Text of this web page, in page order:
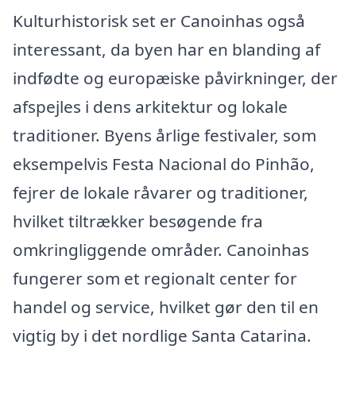
Kulturhistorisk set er Canoinhas også
interessant, da byen har en blanding af
indfødte og europæiske påvirkninger, der
afspejles i dens arkitektur og lokale
traditioner. Byens årlige festivaler, som
eksempelvis Festa Nacional do Pinhão,
fejrer de lokale råvarer og traditioner,
hvilket tiltrækker besøgende fra
omkringliggende områder. Canoinhas
fungerer som et regionalt center for
handel og service, hvilket gør den til en
vigtig by i det nordlige Santa Catarina.